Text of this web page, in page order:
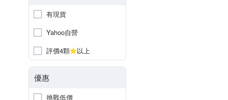
有現貨
Yahoo自營
評價4顆
以上
優惠
挑戰低價